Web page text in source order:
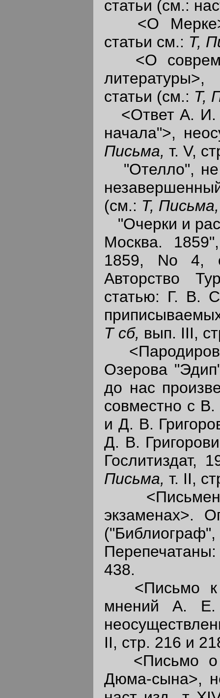
статьи (см.:
<О Мерке>,
статьи см.: Т,
<О
статьи (см.: Т,
<Ответ А. И.
начала">,
Письма, т. V,
"Отелло", не
(см.: Т,
"Очерки и
Москва.
1859, No 4,
Авторство
статью: Г. В.
Т сб, вып. III,
Озерова
до нас
совместно с
и Д. В.
Д. В.
Гослитиздат,
Письма, т. II,
экзаменах>.
438.
<Письмо к
мнений А. Е.
II, стр. 216 и
<Письмо о
Дюма-сына>,